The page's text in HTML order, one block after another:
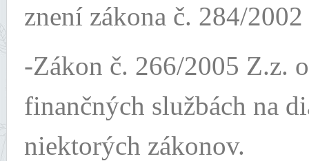
znení zákona č. 284/
-Zákon č. 266/2005 Z.z.
finančných službách na
niektorých zákonov.